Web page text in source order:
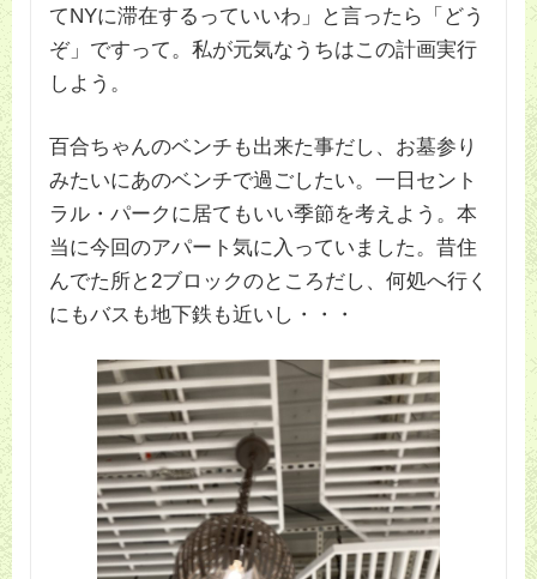
てNYに滞在するっていいわ」と言ったら「どう
ぞ」ですって。私が元気なうちはこの計画実行
しよう。
百合ちゃんのベンチも出来た事だし、お墓参り
みたいにあのベンチで過ごしたい。一日セント
ラル・パークに居てもいい季節を考えよう。本
当に今回のアパート気に入っていました。昔住
んでた所と2ブロックのところだし、何処へ行く
にもバスも地下鉄も近いし・・・